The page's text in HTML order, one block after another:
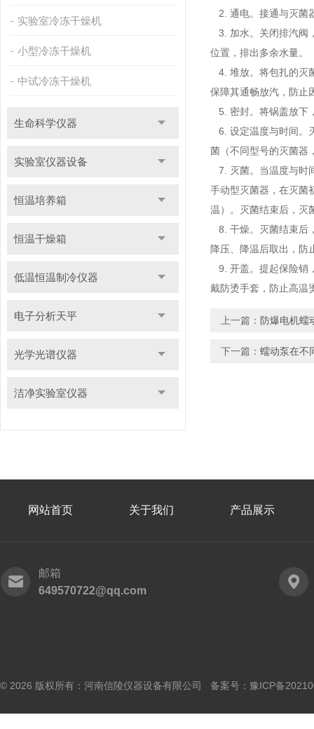
实验室冷冻干燥机
小型冷冻干燥机
中试冷冻干燥机
生命科学仪器
实验室仪器设备
恒温培养箱
恒温干燥箱
低温恒温制冷仪器
电子分析天平
光学光谱仪器
洁净实验室仪器
2. 通电。接通与灭菌
3. 加水。关闭排汽阀
位置，排出多余水量。
4. 堆放。将包扎的灭
保障其通畅放汽，防止
5. 密封。将锅盖放下
6. 设定温度与时间。
菌（不同型号的灭菌器
7. 灭菌。当温度与时
手动型灭菌器，在灭菌
温）。灭菌结束后，灭
8. 干燥。灭菌结束后
降压、降温后取出，防
9. 开盖。提起保险销
戴防烫手套，防止高温
上一篇： 防爆电机蠕
下一篇： 蠕动泵在不
网站首页 关于我们 产品展示
邮箱
649570722@qq.com
© 2026 版权所有：河南信陵仪器设备有限公司 备案号： 豫ICP备